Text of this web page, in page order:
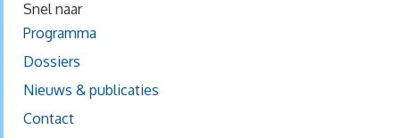
Snel naar
Programma
Dossiers
Nieuws & publicaties
Contact